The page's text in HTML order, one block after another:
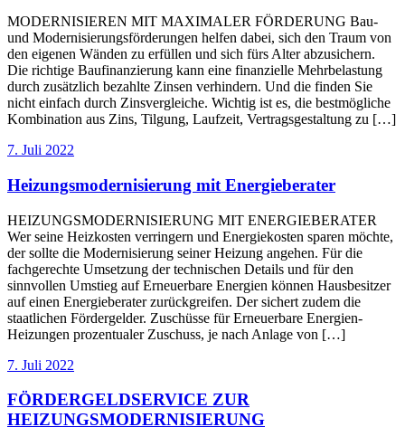
MODERNISIEREN MIT MAXIMALER FÖRDERUNG Bau-
und Modernisierungsförderungen helfen dabei, sich den Traum von
den eigenen Wänden zu erfüllen und sich fürs Alter abzusichern.
Die richtige Baufinanzierung kann eine finanzielle Mehrbelastung
durch zusätzlich bezahlte Zinsen verhindern. Und die finden Sie
nicht einfach durch Zinsvergleiche. Wichtig ist es, die bestmögliche
Kombination aus Zins, Tilgung, Laufzeit, Vertragsgestaltung zu […]
7. Juli 2022
Heizungsmodernisierung mit Energieberater
HEIZUNGSMODERNISIERUNG MIT ENERGIEBERATER
Wer seine Heizkosten verringern und Energiekosten sparen möchte,
der sollte die Modernisierung seiner Heizung angehen. Für die
fachgerechte Umsetzung der technischen Details und für den
sinnvollen Umstieg auf Erneuerbare Energien können Hausbesitzer
auf einen Energieberater zurückgreifen. Der sichert zudem die
staatlichen Fördergelder. Zuschüsse für Erneuerbare Energien-
Heizungen prozentualer Zuschuss, je nach Anlage von […]
7. Juli 2022
FÖRDERGELDSERVICE ZUR
HEIZUNGSMODERNISIERUNG